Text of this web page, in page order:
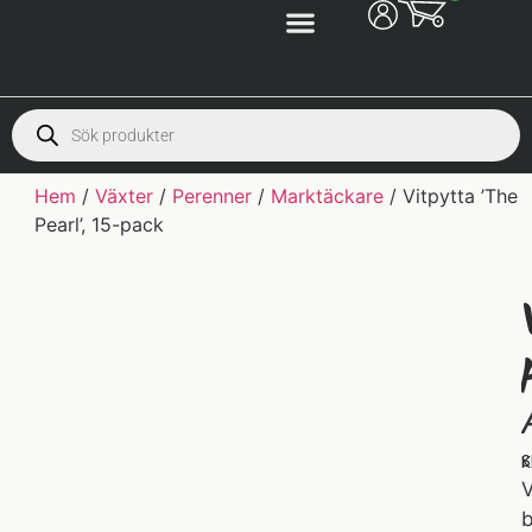
Hem /Växter / Perenner / Marktäckare / Vitpytta ’The
Pearl’, 15-pack